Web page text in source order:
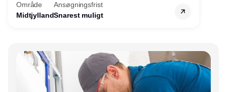
søger nu endnu en teknisk kollega - denne
gang til kundesupport på kontoret i Herning.
Område
Midtjylland
Ansøgningsfrist
Snarest muligt
Annonce